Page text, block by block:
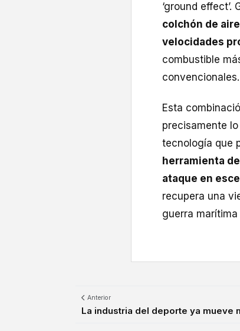
‘ground
colchón de
velocidades
combustible
convencionales.
Esta
precisamente
tecnología que
herramienta
ataque en
recupera una
guerra marítima
Anterior
La industria del deporte ya mueve